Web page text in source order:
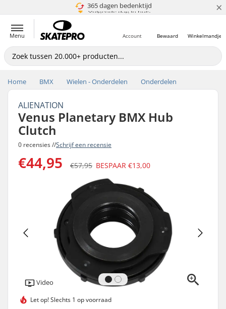
Prijsgarantie
365 dagen bedenktijd ×
Menu Winkelmandje
Bewaard
Account
Home BMX Wielen - Onderdelen Onderdelen
ALIENATION
Venus Planetary BMX Hub
Clutch
0 recensies //Schrijf een recensie
€44,95 €57,95 BESPAAR €13,00
Video
Let op!Slechts 1 op voorraad